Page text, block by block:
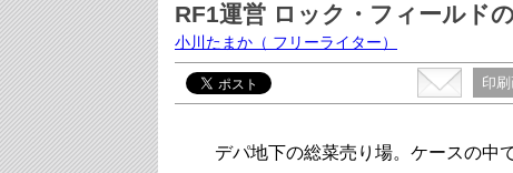
RF1運営 ロック・フィールド
小川たまか （ フリーライター）
印
デパ地下の総菜売り場。ケースの中